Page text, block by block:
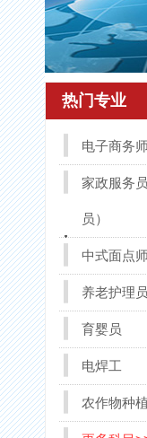
热门专业
电子商务
家政服务
员）
中式面点
养老护理员
育婴员
电焊工
农作物种